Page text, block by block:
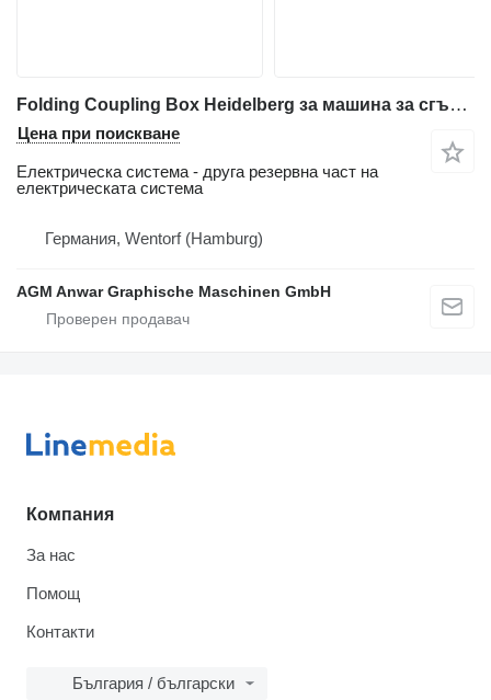
Folding Coupling Box Heidelberg за машина за сгъване
Цена при поискване
Електрическа система - друга резервна част на
електрическата система
Германия, Wentorf (Hamburg)
AGM Anwar Graphische Maschinen GmbH
Компания
За нас
Помощ
Контакти
България / български